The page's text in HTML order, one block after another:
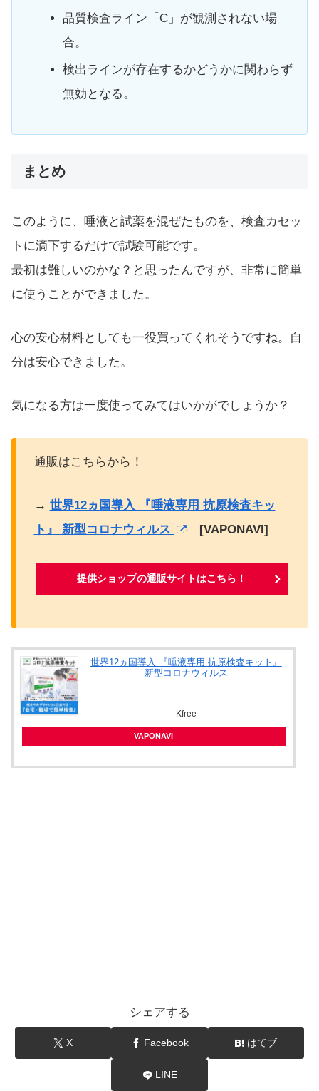
品質検査ライン「C」が観測されない場
合。
検出ラインが存在するかどうかに関わらず
無効となる。
まとめ
このように、唾液と試薬を混ぜたものを、検査カセッ
トに滴下するだけで試験可能です。
最初は難しいのかな？と思ったんですが、非常に簡単
に使うことができました。
心の安心材料としても一役買ってくれそうですね。自
分は安心できました。
気になる方は一度使ってみてはいかがでしょうか？
通販はこちらから！
→ 世界12ヵ国導入 『唾液専用 抗原検査キッ
ト』 新型コロナウィルス
[VAPONAVI]
提供ショップの通販サイトはこちら！
世界12ヵ国導入 『唾液専用 抗原検査キット』
新型コロナウィルス
Kfree
VAPONAVI
シェアする
X Facebook はてブ
LINE